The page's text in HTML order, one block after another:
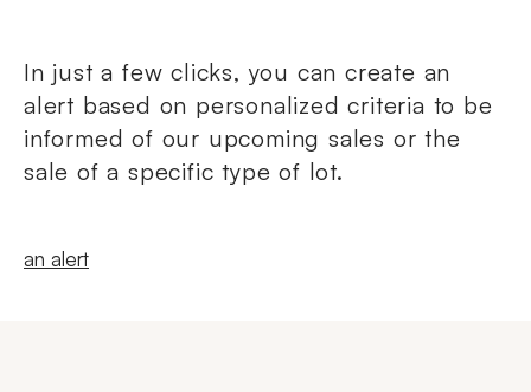
In just a few clicks, you can create an
alert based on personalized criteria to be
informed of our upcoming sales or the
sale of a specific type of lot.
New windowCreate
an alert